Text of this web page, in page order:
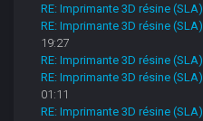
RE: Imprimante 3D résine (SLA)
RE: Imprimante 3D résine (SLA)
19:27
RE: Imprimante 3D résine (SLA)
RE: Imprimante 3D résine (SLA)
01:11
RE: Imprimante 3D résine (SLA)